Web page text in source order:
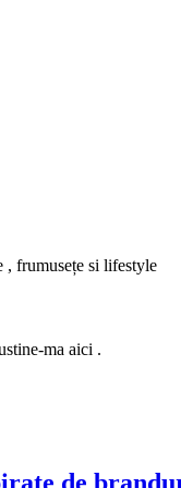
, frumusețe si lifestyle
ma aici .